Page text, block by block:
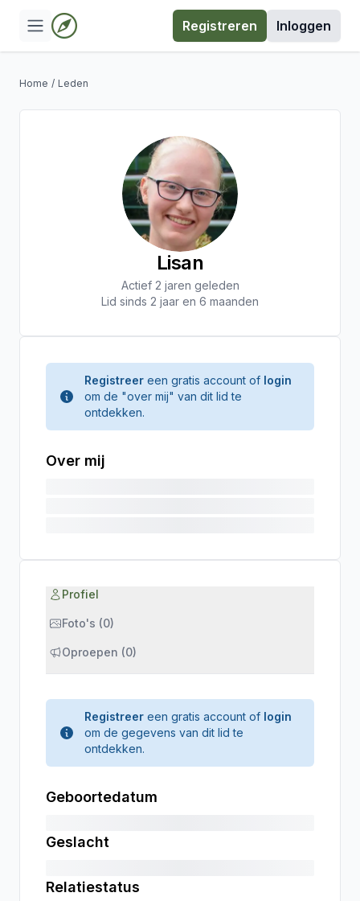
Registreren Inloggen
Home / Leden
Lisan
Actief 2 jaren geleden
Lid sinds 2 jaar en 6 maanden
Registreer een gratis account of login
om de "over mij" van dit lid te
ontdekken.
Over mij
Profiel
Foto's (0)
Oproepen (0)
Registreer een gratis account of login
om de gegevens van dit lid te
ontdekken.
Geboortedatum
Geslacht
Relatiestatus